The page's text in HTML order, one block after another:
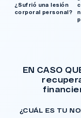
¿Sufrió una lesión
corporal personal?
EN CASO
¿CUÁL ES TU